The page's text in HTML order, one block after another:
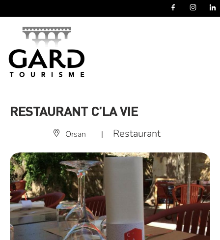
RESTAURANT C’LA VIE
Orsan | Restaurant